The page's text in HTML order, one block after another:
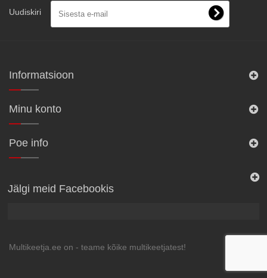
Uudiskiri
Informatsioon
Multikeetja.ee on - teame kõike multikeetjatest!
Minu konto
Poe info
Jälgi meid Facebookis